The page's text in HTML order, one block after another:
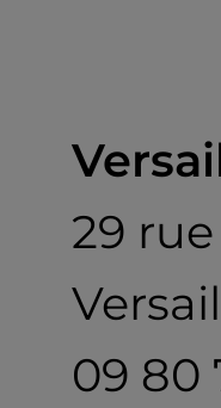
29
09 80